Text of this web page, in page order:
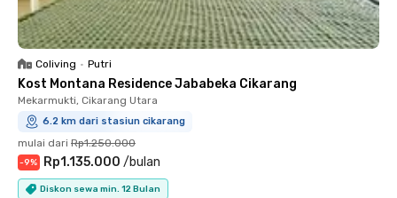
Coliving • Putri
Kost Montana Residence Jababeka Cikarang
Mekarmukti, Cikarang Utara
6.2 km dari stasiun cikarang
mulai dari Rp1.250.000
-9% Rp1.135.000 /bulan
Diskon sewa min. 12 Bulan